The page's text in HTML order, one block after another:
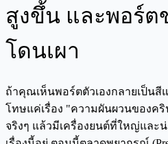
สูงขึ้น และพอร์
โดนเผา
ถ้าคุณเห็นพอร์ตตัวเองกลายเป็นสี
โทษแค่เรื่อง "ความผันผวนของค
จริงๆ แล้วมีเครื่องยนต์ที่ใหญ่และ